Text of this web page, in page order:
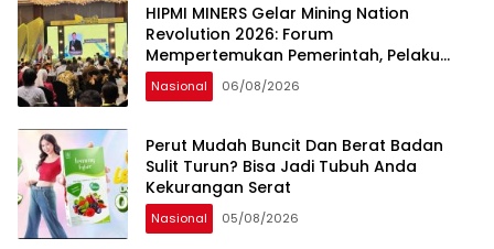
HIPMI MINERS Gelar Mining Nation
Revolution 2026: Forum
Mempertemukan Pemerintah, Pelaku
Industri, Investor, Akademisi, dan
Pengusaha dalam Mendukung
Nasional 06/08/2026
Perut Mudah Buncit Dan Berat Badan
Sulit Turun? Bisa Jadi Tubuh Anda
Kekurangan Serat
Nasional 05/08/2026